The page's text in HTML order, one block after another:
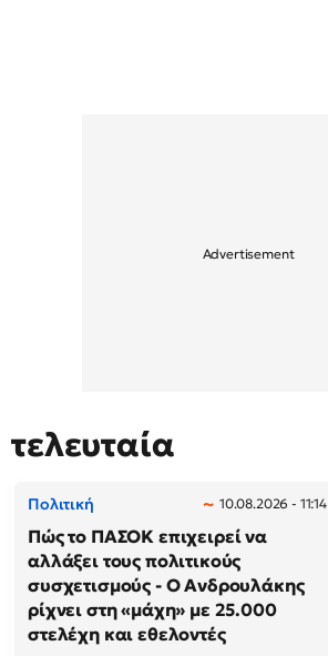
τελευταία
Πολιτική 10.08.2026 - 11:14
Πώς το ΠΑΣΟΚ επιχειρεί να
αλλάξει τους πολιτικούς
συσχετισμούς - Ο Ανδρουλάκης
ρίχνει στη «μάχη» με 25.000
στελέχη και εθελοντές